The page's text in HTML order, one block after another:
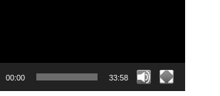
00:00 33:58